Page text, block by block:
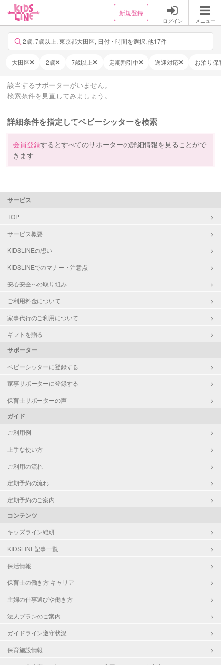
新規登録
ログイン メニュー
2歳, 7歳以上, 東京都大田区, 日付・時間を選択, 他17件
大田区 2歳 7歳以上 定期割引中 送迎対応 お泊り保
該当するサポーターがいません。
検索条件を見直してみましょう。
詳細条件を指定してベビーシッターを検索
会員登録するとすべてのサポーターの詳細情報を見ることがで
きます
サービス
TOP
サービス概要
KIDSLINEの想い
KIDSLINEでのマナー・注意点
安心安全への取り組み
ご利用料金について
家事代行のご利用について
ギフトを贈る
サポーター
ベビーシッターに登録する
家事サポーターに登録する
保育士サポーターの声
ガイド
ご利用例
上手な使い方
ご利用の流れ
定期予約の流れ
定期予約のご案内
コンテンツ
キッズライン総研
KIDSLINE記事一覧
保活情報
保育士の働き方 キャリア
主婦の仕事選びや働き方
法人プランのご案内
ガイドライン遵守状況
保育施設情報